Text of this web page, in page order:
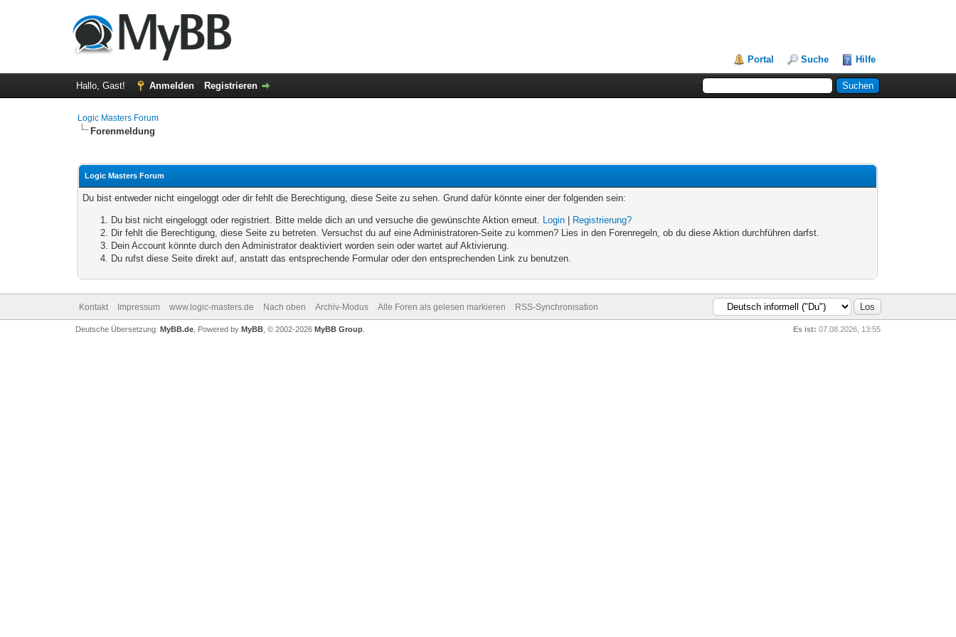
Portal Suche Hilfe
Hallo, Gast! Anmelden Registrieren
Logic Masters Forum
Forenmeldung
Logic Masters Forum
Du bist entweder nicht eingeloggt oder dir fehlt die Berechtigung, diese Seite zu sehen. Grund dafür könnte einer der folgenden sein:
Du bist nicht eingeloggt oder registriert. Bitte melde dich an und versuche die gewünschte Aktion erneut. Login
Registrierung?
Dir fehlt die Berechtigung, diese Seite zu betreten. Versuchst du auf eine Administratoren-Seite zu kommen? Lies in den Forenregeln, ob du diese Aktion durchführen darfst.
Dein Account könnte durch den Administrator deaktiviert worden sein oder wartet auf Aktivierung.
Du rufst diese Seite direkt auf, anstatt das entsprechende Formular oder den entsprechenden Link zu benutzen.
Kontakt Impressum www.logic-masters.de Nach oben Archiv-Modus Alle Foren als gelesen markieren RSS-Synchronisation
Es ist: 07.08.2026, 13:55
Deutsche Übersetzung: MyBB.de, Powered by MyBB, © 2002-2026 MyBB Group.